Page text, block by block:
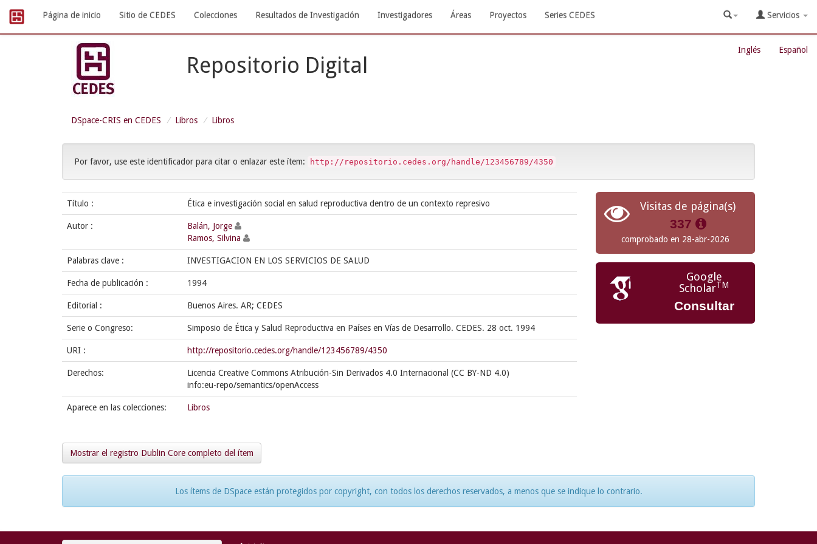
navigation
Página de inicio Sitio de CEDES Colecciones Resultados de Investigación Investigadores Áreas Proyectos Series CEDES Servicios
Inglés Español
Repositorio Digital
DSpace-CRIS en CEDES Libros Libros
Por favor, use este identificador para citar o enlazar este ítem: http://repositorio.cedes.org/handle/123456789/4350
Título : Ética e investigación social en salud reproductiva dentro de un contexto represivo
Autor :
Balán, Jorge
Ramos, Silvina
Palabras clave : INVESTIGACION EN LOS SERVICIOS DE SALUD
Fecha de publicación : 1994
Editorial : Buenos Aires. AR; CEDES
Serie o Congreso: Simposio de Ética y Salud Reproductiva en Países en Vías de Desarrollo. CEDES. 28 oct. 1994
URI : http://repositorio.cedes.org/handle/123456789/4350
Derechos:
Licencia Creative Commons Atribución-Sin Derivados 4.0 Internacional (CC BY-ND 4.0)
info:eu-repo/semantics/openAccess
Aparece en las colecciones: Libros
Mostrar el registro Dublin Core completo del ítem
Visitas de página(s)
337
comprobado en 28-abr-2026
Google
ScholarTM
Consultar
Los ítems de DSpace están protegidos por copyright, con todos los derechos reservados, a menos que se indique lo contrario.